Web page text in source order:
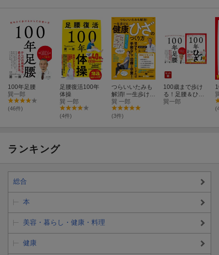
100年足腰
巽一郎
(46件)
足腰復活100年
体操
巽 一郎
(4件)
つらいいたみも
解消! 一生歩ける
健康ひざのつく
り方
巽 一郎
(3件)
100歳まで歩け
る！足腰＆ひざ
健康 2冊セット
巽一郎
ランキング
総合
本
美容・暮らし・健康・料理
健康